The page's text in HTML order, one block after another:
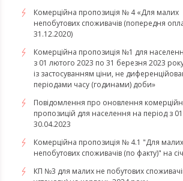
Комерційна пропозиція № 4 «Для малих
непобутових споживачів (попередня
31.12.2020)
Комерційна пропозиція №1 для
з 01 лютого 2023 по 31 березня 2023
із застосуванням ціни, не
періодами часу (годинами) доби»
Повідомлення про оновлення
пропозицій для населення на період з
30.04.2023
Комерційна пропозиція № 4.1 "Для малих
непобутових споживачів (по факту)" на
КП №3 для малих не побутових